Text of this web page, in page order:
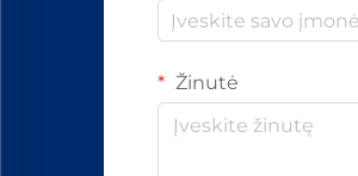
Žinutė